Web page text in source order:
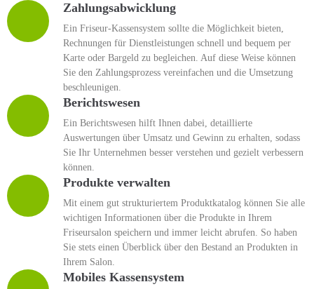
Zahlungsabwicklung
Ein Friseur-Kassensystem sollte die Möglichkeit bieten,
Rechnungen für Dienstleistungen schnell und bequem per
Karte oder Bargeld zu begleichen. Auf diese Weise können
Sie den Zahlungsprozess vereinfachen und die Umsetzung
beschleunigen.
Berichtswesen
Ein Berichtswesen hilft Ihnen dabei, detaillierte
Auswertungen über Umsatz und Gewinn zu erhalten, sodass
Sie Ihr Unternehmen besser verstehen und gezielt verbessern
können.
Produkte verwalten
Mit einem gut strukturiertem Produktkatalog können Sie alle
wichtigen Informationen über die Produkte in Ihrem
Friseursalon speichern und immer leicht abrufen. So haben
Sie stets einen Überblick über den Bestand an Produkten in
Ihrem Salon.
Mobiles Kassensystem